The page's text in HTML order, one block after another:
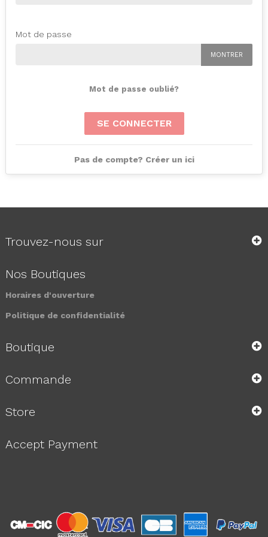
Mot de passe
MONTRER
Mot de passe oublié?
SE CONNECTER
Pas de compte? Créer un ici
Trouvez-nous sur
Nos Boutiques
Horaires d'ouverture
Politique de confidentialité
Boutique
Commande
Store
Accept Payment